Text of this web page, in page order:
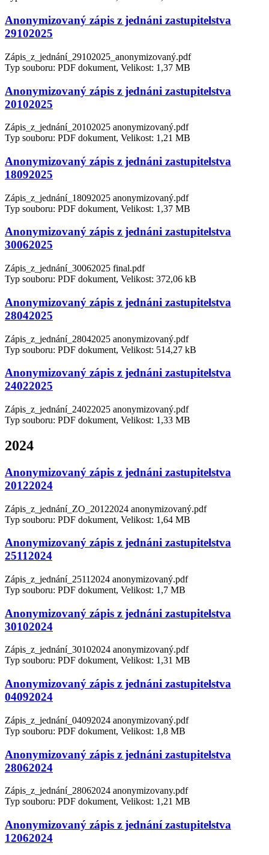
Anonymizovaný zápis z jednáni zastupitelstva
29102025
Zápis_z_jednání_29102025_anonymizovaný.pdf
Typ souboru: PDF dokument, Velikost: 1,37 MB
Anonymizovaný zápis z jednáni zastupitelstva
20102025
Zápis_z_jednání_20102025 anonymizovaný.pdf
Typ souboru: PDF dokument, Velikost: 1,21 MB
Anonymizovaný zápis z jednáni zastupitelstva
18092025
Zápis_z_jednání_18092025 anonymizovaný.pdf
Typ souboru: PDF dokument, Velikost: 1,37 MB
Anonymizovaný zápis z jednáni zastupitelstva
30062025
Zápis_z_jednání_30062025 final.pdf
Typ souboru: PDF dokument, Velikost: 372,06 kB
Anonymizovaný zápis z jednáni zastupitelstva
28042025
Zápis_z_jednání_28042025 anonymizovaný.pdf
Typ souboru: PDF dokument, Velikost: 514,27 kB
Anonymizovaný zápis z jednáni zastupitelstva
24022025
Zápis_z_jednání_24022025 anonymizovaný.pdf
Typ souboru: PDF dokument, Velikost: 1,33 MB
2024
Anonymizovaný zápis z jednáni zastupitelstva
20122024
Zápis_z_jednání_ZO_20122024 anonymizovaný.pdf
Typ souboru: PDF dokument, Velikost: 1,64 MB
Anonymizovaný zápis z jednáni zastupitelstva
25112024
Zápis_z_jednání_25112024 anonymizovaný.pdf
Typ souboru: PDF dokument, Velikost: 1,7 MB
Anonymizovaný zápis z jednáni zastupitelstva
30102024
Zápis_z_jednání_30102024 anonymizovaný.pdf
Typ souboru: PDF dokument, Velikost: 1,31 MB
Anonymizovaný zápis z jednáni zastupitelstva
04092024
Zápis_z_jednání_04092024 anonymizovaný.pdf
Typ souboru: PDF dokument, Velikost: 1,8 MB
Anonymizovaný zápis z jednáni zastupitelstva
28062024
Zápis_z_jednání_28062024 anonymizovany.pdf
Typ souboru: PDF dokument, Velikost: 1,21 MB
Anonymizovaný zápis z jednání zastupitelstva
12062024